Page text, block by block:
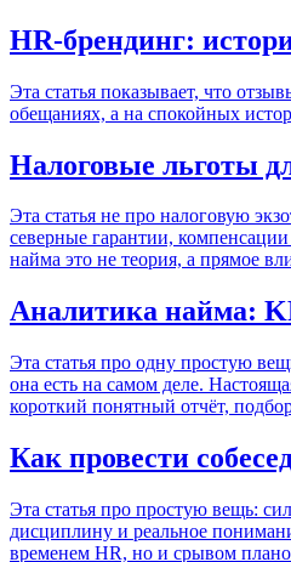
HR-брендинг:
Эта статья показывает, что
обещаниях, а на спокойных
Налоговые льготы
Эта статья не про налоговую
северные гарантии,
найма это не теория, а прямое
Аналитика найма:
Эта статья про одну простую
она есть на самом деле.
короткий понятный отчёт,
Как провести
Эта статья про простую вещь:
дисциплину и реальное
временем HR, но и срывом